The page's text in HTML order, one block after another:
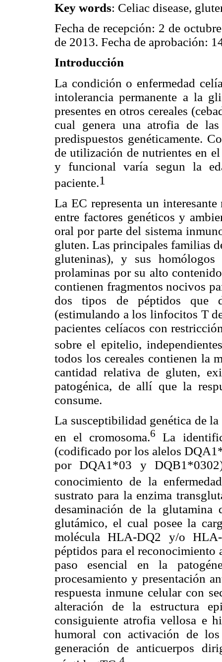
Key words: Celiac disease,
Fecha de recepción: 2 de
de 2013. Fecha de aprobación:
Introducción
La condición o enfermedad
intolerancia permanente a la
presentes en otros cereales
cual genera una atrofia de
predispuestos genéticamente.
de utilización de nutrientes en
y funcional varía segun la
paciente.1
La EC representa un
entre factores genéticos y
oral por parte del sistema
gluten. Las principales familias
gluteninas), y sus
prolaminas por su alto
contienen fragmentos nocivos
dos tipos de péptidos que
(estimulando a los linfocitos T
pacientes celíacos con
sobre el epitelio,
todos los cereales contienen la
cantidad relativa de gluten,
patogénica, de allí que la
consume.
La susceptibilidad genética de
en el cromosoma.6
La
(codificado por los alelos
por DQA1*03 y
conocimiento de la
sustrato para la enzima
desaminación de la glutamina
glutámico, el cual posee la
molécula HLA-DQ2 y/o
péptidos para el reconocimiento
paso esencial en la
procesamiento y presentación
respuesta inmune celular con
alteración de la estructura
consiguiente atrofia vellosa e
humoral con activación de
generación de anticuerpos